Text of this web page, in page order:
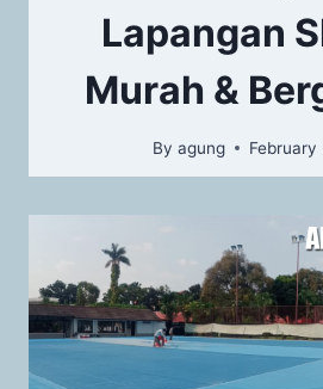
Lapangan
Murah &
By agung